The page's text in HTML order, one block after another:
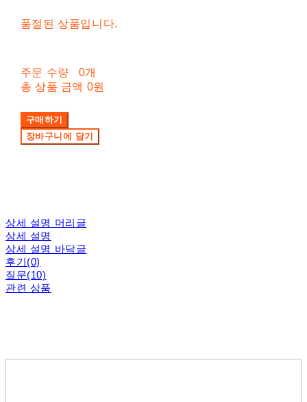
품절된 상품입니다.
주문 수량
0개
총 상품 금액 0원
구매하기
장바구니에 담기
상세 설명 머리글
상세 설명
상세 설명 바닥글
후기(0)
질문(10)
관련 상품